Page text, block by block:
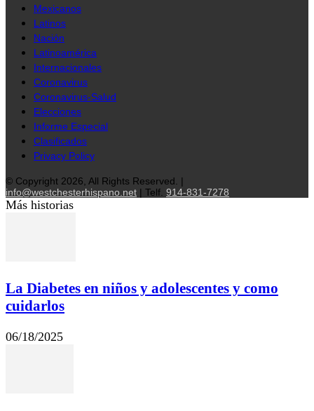
Mexicanos
Latinos
Nación
Latinoamérica
Internacionales
Coronavirus
Coronavirus-Salud
Elecciones
Informe Especial
Clasificados
Privacy Policy
© Copyright 2026, All Rights Reserved. |
info@westchesterhispano.net | Telf. 914-831-7278
Más historias
La Diabetes en niños y adolescentes y como
cuidarlos
06/18/2025